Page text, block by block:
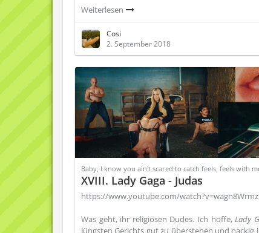
Weiterlesen
Cosi
2. September 2018
Baby, I know you ain't scared to catch feels, feels with
XVIII. Lady Gaga - Judas
https://www.youtube.com/
Was geht, ihr religiösen Dudes. Ich hoffe,Lady
Jüngsten Gerichts gut zu überstehen und